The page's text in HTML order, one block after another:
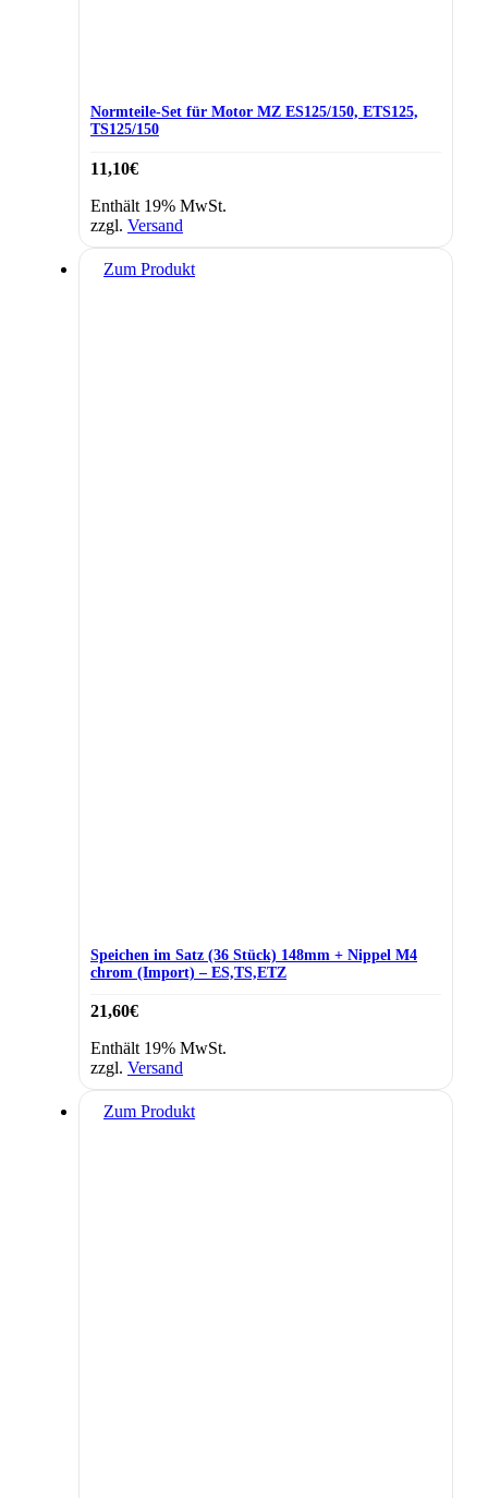
Normteile-Set für Motor MZ ES125/150, ETS125,
TS125/150
11,10€
Enthält 19% MwSt.
zzgl. Versand
Zum Produkt
Speichen im Satz (36 Stück) 148mm + Nippel M4
chrom (Import) – ES,TS,ETZ
21,60€
Enthält 19% MwSt.
zzgl. Versand
Zum Produkt